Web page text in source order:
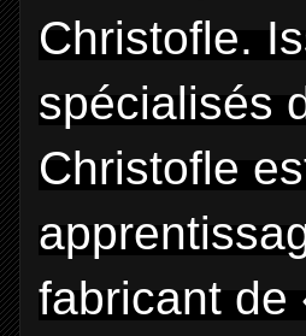
Christofle.
spécialisés
Christofle
fabricant